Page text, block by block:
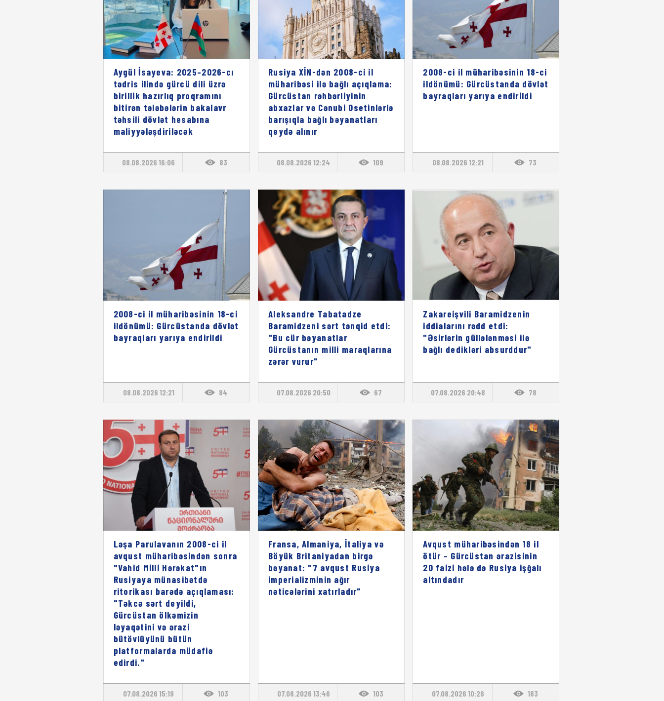
Aygül İsayeva: 2025–2026-cı
tədris ilində gürcü dili üzrə
birillik hazırlıq proqramını
bitirən tələbələrin bakalavr
təhsili dövlət hesabına
maliyyələşdiriləcək
08.08.2026 16:06 83
Rusiya XİN-dən 2008-ci il
müharibəsi ilə bağlı açıqlama:
Gürcüstan rəhbərliyinin
abxazlar və Cənubi Osetinlərlə
barışıqla bağlı bəyanatları
qeydə alınır
08.08.2026 12:24 109
2008-ci il müharibəsinin 18-ci
ildönümü: Gürcüstanda dövlət
bayraqları yarıya endirildi
08.08.2026 12:21 73
2008-ci il müharibəsinin 18-ci
ildönümü: Gürcüstanda dövlət
bayraqları yarıya endirildi
08.08.2026 12:21 84
Aleksandre Tabatadze
Baramidzeni sərt tənqid etdi:
"Bu cür bəyanatlar
Gürcüstanın milli maraqlarına
zərər vurur"
07.08.2026 20:50 67
Zakareişvili Baramidzenin
iddialarını rədd etdi:
"Əsirlərin güllələnməsi ilə
bağlı dedikləri absurddur"
07.08.2026 20:48 78
Ləşa Parulavanın 2008-ci il
avqust müharibəsindən sonra
"Vahid Milli Hərəkat"ın
Rusiyaya münasibətdə
ritorikası barədə açıqlaması:
"Təkcə sərt deyildi,
Gürcüstan ölkəmizin
ləyaqətini və ərazi
bütövlüyünü bütün
platformalarda müdafiə
edirdi."
07.08.2026 15:19 103
Fransa, Almaniya, İtaliya və
Böyük Britaniyadan birgə
bəyanat: "7 avqust Rusiya
imperializminin ağır
nəticələrini xatırladır"
07.08.2026 13:46 103
Avqust müharibəsindən 18 il
ötür – Gürcüstan ərazisinin
20 faizi hələ də Rusiya işğalı
altındadır
07.08.2026 10:26 183